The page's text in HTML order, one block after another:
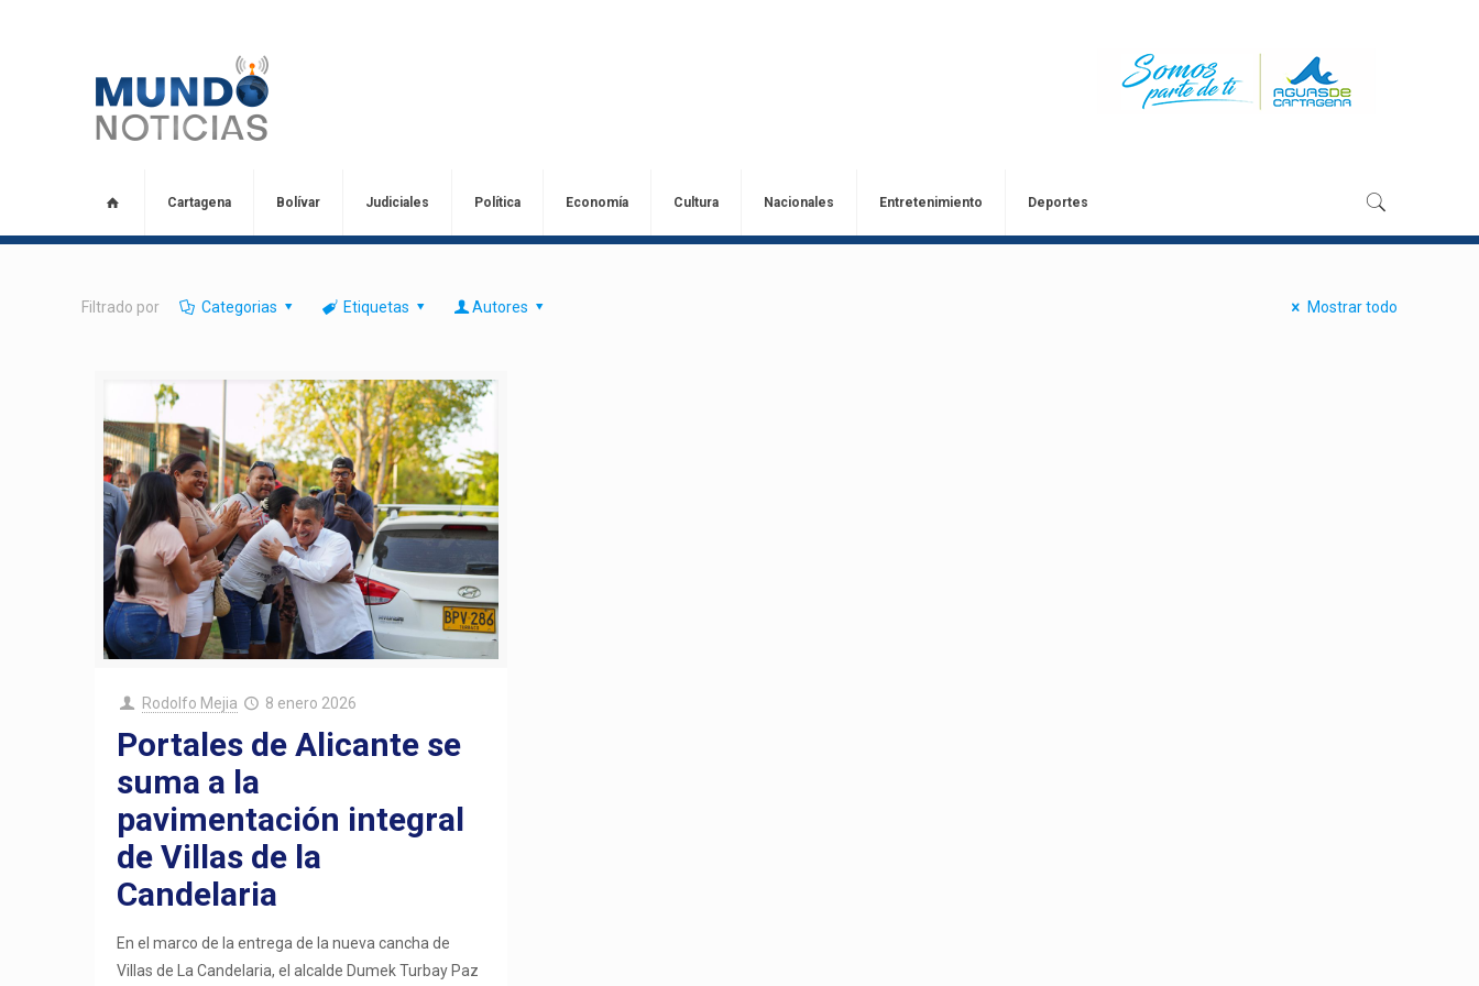
Cartagena Bolívar Judiciales Política Economía Cultura Nacionales Entretenimiento Deportes
Filtrado por Categorias Etiquetas Autores Mostrar todo
Rodolfo Mejia 8 enero 2026
Portales de Alicante se
suma a la
pavimentación integral
de Villas de la
Candelaria
En el marco de la entrega de la nueva cancha de
Villas de La Candelaria, el alcalde Dumek Turbay Paz